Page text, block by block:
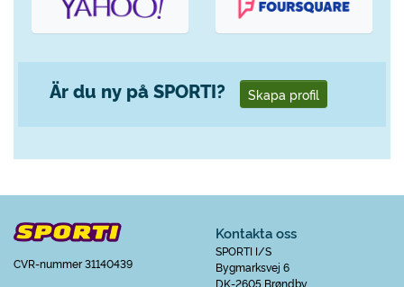
Är du ny på SPORTI? Skapa profil
CVR-nummer 31140439
Kontakta oss
SPORTI I/S
Bygmarksvej 6
DK-2605 Brøndby